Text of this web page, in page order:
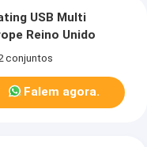
USB Multi
Reino Unido
conjuntos
Falem agora.